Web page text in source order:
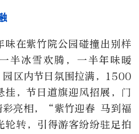
味在紫竹院公园碰撞出别样
半冰雪欢腾，一半年味暖
区内节日氛围拉满，1500
挂，节日道旗迎风招展，门
彩亮相，“紫竹迎春 马到福
转，引得游客纷纷驻足拍